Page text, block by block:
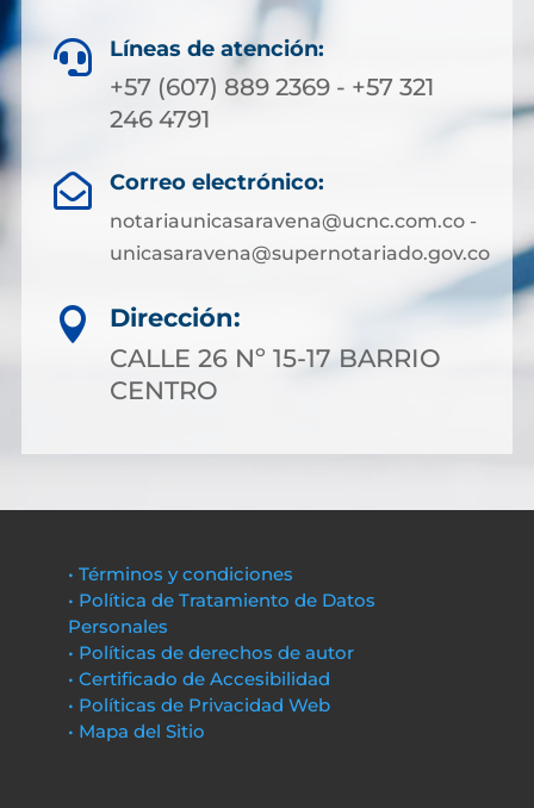
 Líneas de atención:
+57 (607) 889 2369 - +57 321
246 4791
 Correo electrónico:
notariaunicasaravena@ucnc.com.co -
unicasaravena@supernotariado.gov.co

Dirección:
CALLE 26 Nº 15-17 BARRIO
CENTRO
• Términos y condiciones
• Política de Tratamiento de Datos
Personales
• Políticas de derechos de autor
• Certificado de Accesibilidad
• Políticas de Privacidad Web
• Mapa del Sitio